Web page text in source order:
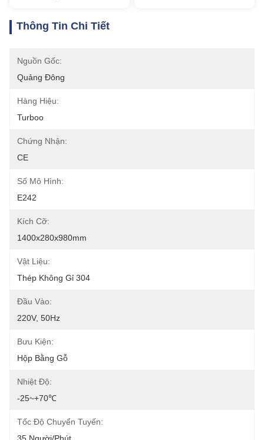
Thông Tin Chi Tiết
Nguồn Gốc:
Quảng Đông
Hàng Hiệu:
Turboo
Chứng Nhận:
CE
Số Mô Hình:
E242
Kích Cỡ:
1400x280x980mm
Vật Liệu:
Thép Không Gỉ 304
Đầu Vào:
220V, 50Hz
Bưu Kiện:
Hộp Bằng Gỗ
Nhiệt Độ:
-25~+70℃
Tốc Độ Chuyển Tuyến: